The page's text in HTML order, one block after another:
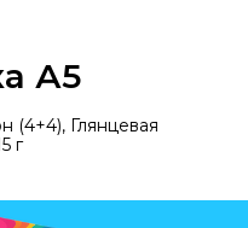
(4+4), Глянцевая
г
А5